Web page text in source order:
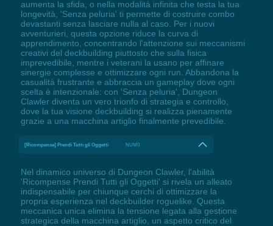
aumenta la sfida, o nella modalità infinita che testa la tua
longevità, 'Senza peluria' ti permette di costruire combo
devastanti senza lasciare nulla al caso. Per i nuovi
avventurieri, questa opzione riduce la curva di
apprendimento, concentrando l'attenzione sui meccanismi
creativi del deckbuilding piuttosto che sulla fisica
imprevedibile, mentre i veterani la usano per affinare
sinergie complesse e ottimizzare ogni run. Abbandona la
casualità frustrante e abbraccia un gameplay dove ogni
scelta è intenzionale: con 'Senza peluria', Dungeon
Clawler diventa un vero trionfo di strategia e controllo,
dove la tua visione deckbuilding si realizza pienamente
grazie a una macchina artiglio finalmente prevedibile.
[Ricompense] Prendi Tutti gli Oggetti NUM0
Nel dinamico universo di Dungeon Clawler, l'abilità
'Ricompense Prendi Tutti gli Oggetti' si rivela un alleato
indispensabile per chiunque cerchi di ottimizzare la
propria esperienza nel deckbuilder roguelike. Questa
meccanica unica elimina la tensione legata alla gestione
strategica della macchina artiglio, un aspetto critico del